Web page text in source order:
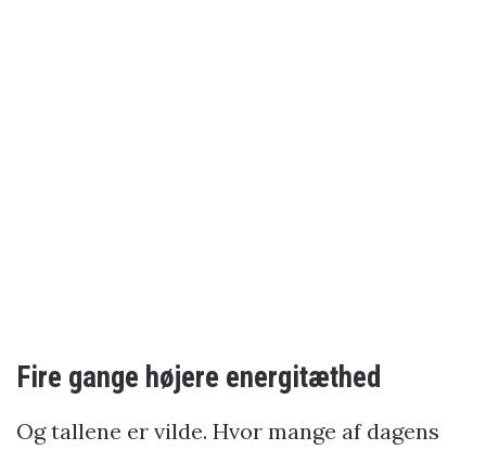
Fire gange højere energitæthed
Og tallene er vilde. Hvor mange af dagens